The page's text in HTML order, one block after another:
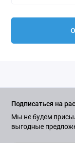
Подписаться на
Мы не будем
выгодные